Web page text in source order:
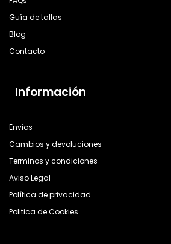
Guía de tallas
Blog
Contacto
Información
Envios
Cambios y devoluciones
Terminos y condiciones
Aviso Legal
Política de privacidad
Politica de Cookies